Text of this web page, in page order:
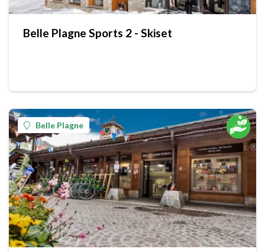
Belle Plagne Sports 2 - Skiset
Belle Plagne